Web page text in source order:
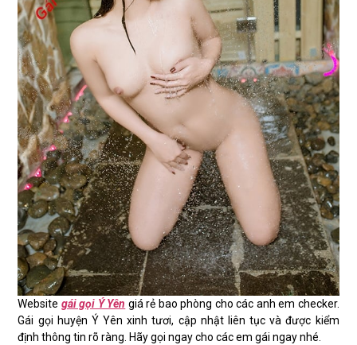
Website gái gọi Ý Yên giá rẻ bao phòng cho các anh em checker.
Gái gọi huyện Ý Yên xinh tươi, cập nhật liên tục và được kiểm
định thông tin rõ ràng. Hãy gọi ngay cho các em gái ngay nhé.